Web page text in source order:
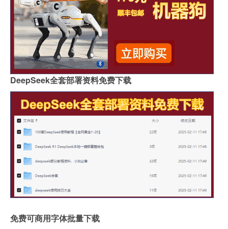
DeepSeek全套部署资料免费下载
免费可商用字体批量下载